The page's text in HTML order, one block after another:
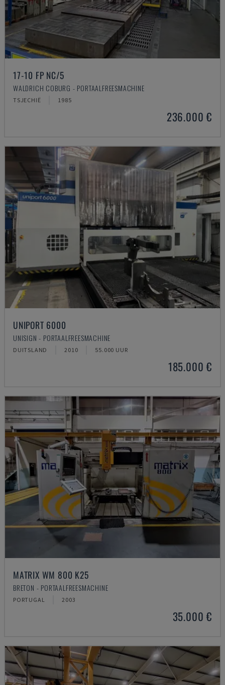
17-10 FP NC/5
WALDRICH COBURG - PORTAALFREESMACHINE
TSJECHIË 1985
236.000 €
UNIPORT 6000
UNISIGN - PORTAALFREESMACHINE
DUITSLAND 2010 55.000 UUR
185.000 €
MATRIX WM 800 K25
BRETON - PORTAALFREESMACHINE
PORTUGAL 2003
35.000 €